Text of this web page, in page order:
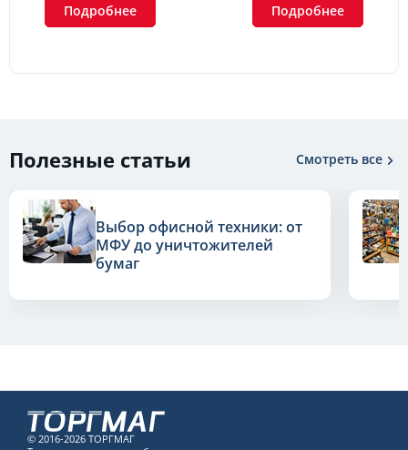
Подробнее Подробнее
Полезные статьи Смотреть все
Выбор офисной техники: от
МФУ до уничтожителей
бумаг
© 2016-2026 ТОРГМАГ